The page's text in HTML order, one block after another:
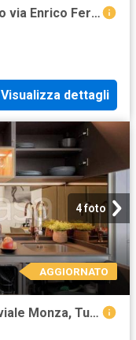
Appartamento in affitto a Seregno via Enrico Fermi, 4, Sant'Ambrogio
Visualizza dettagli
4 foto
AGGIORNATO
Appartamento in affitto a Milano viale Monza, Turro